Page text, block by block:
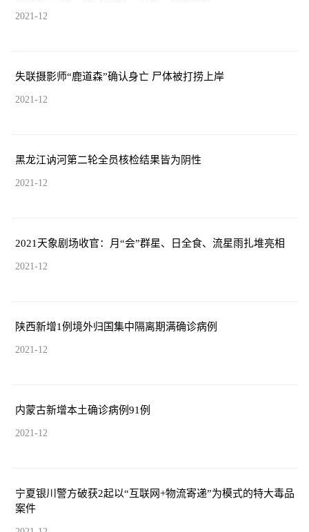
2021-12
失联摄影师“鹿道森”确认身亡 尸体被打捞上岸
2021-12
黑龙江讷河第二轮全员核检结果皆为阴性
2021-12
2021天象剧场收官：月“会”群星、日全食、流星雨扎堆亮相
2021-12
陕西新增1例境外归国集中隔离期满确诊病例
2021-12
内蒙古新增本土确诊病例91例
2021-12
宁夏银川警方破获2起以“互联网+物流寄递”为模式的特大毒品
案件